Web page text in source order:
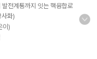
전계통까지 잇는 핵융합로
화)
이)